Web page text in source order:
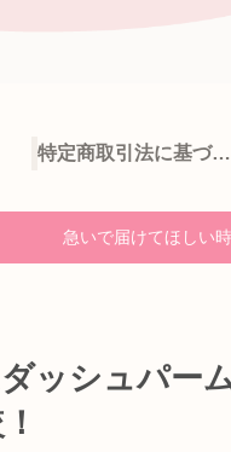
特定商取引法に基づく表記
急いで届けてほしい
ダッシュパー